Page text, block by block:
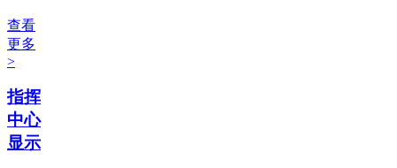
查看
更多
>
指挥
中心
显示